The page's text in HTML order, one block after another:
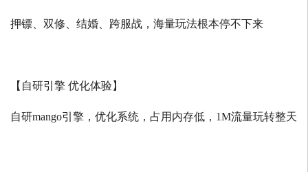
押镖、双修、结婚、跨服战，海量玩法根本停不下来
【自研引擎 优化体验】
自研mango引擎，优化系统，占用内存低， 1M流量玩转整天